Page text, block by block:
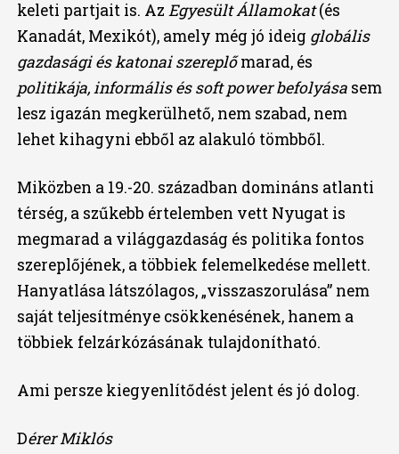
keleti partjait is. Az Egyesült Államokat(és
Kanadát, Mexikót), amely még jó ideig globális
gazdasági és katonai szereplőmarad, és
politikája, informális és soft power befolyásasem
lesz igazán megkerülhető, nem szabad, nem
lehet kihagyni ebből az alakuló tömbből.
Miközben a 19.-20. században domináns atlanti
térség, a szűkebb értelemben vett Nyugat is
megmarad a világgazdaság és politika fontos
szereplőjének, a többiek felemelkedése mellett.
Hanyatlása látszólagos, „visszaszorulása” nem
saját teljesítménye csökkenésének, hanem a
többiek felzárkózásának tulajdonítható.
Ami persze kiegyenlítődést jelent és jó dolog.
Dérer Miklós